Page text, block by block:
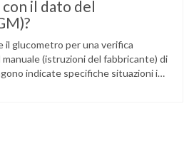
il dato del
il glucometro per una verifica
(istruzioni del fabbricante) di
indicate specifiche situazioni in